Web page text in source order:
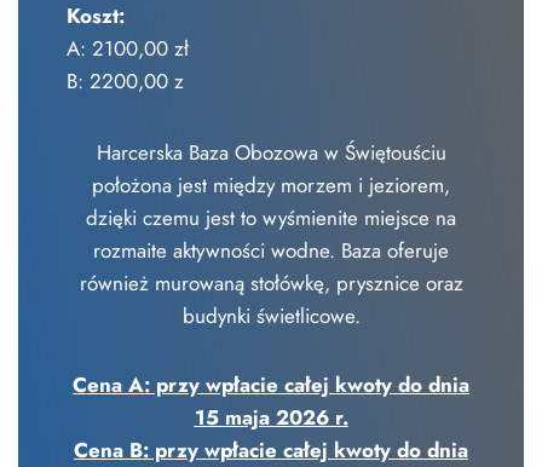
Koszt:
A: 2100,00 zł
B: 2200,00 z
Harcerska Baza Obozowa w Świętouściu
położona jest między morzem i jeziorem,
dzięki czemu jest to wyśmienite miejsce na
rozmaite aktywności wodne. Baza oferuje
również murowaną stołówkę, prysznice oraz
budynki świetlicowe.
Cena A: przy wpłacie całej kwoty do dnia
15 maja 2026 r.
Cena B: przy wpłacie całej kwoty do dnia